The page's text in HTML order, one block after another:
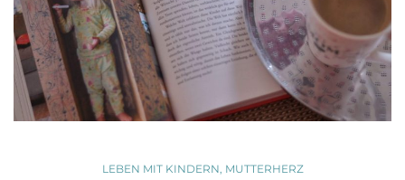
LEBEN MIT KINDERN, MUTTERHERZ